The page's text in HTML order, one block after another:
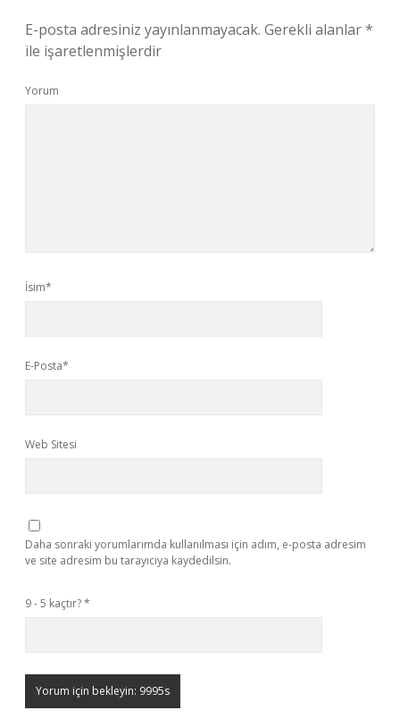
E-posta adresiniz yayınlanmayacak. Gerekli alanlar*
ile işaretlenmişlerdir
Yorum
İsim*
E-Posta*
Web Sitesi
Daha sonraki yorumlarımda kullanılması için adım, e-posta adresim
ve site adresim bu tarayıcıya kaydedilsin.
9 - 5 kaçtır?*